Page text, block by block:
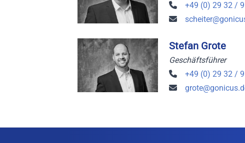
+49 (0) 29 32 /
Stefan Grote
Geschäftsführer
+49 (0) 29 32 /